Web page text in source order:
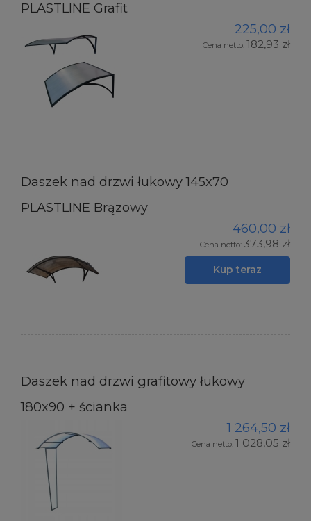
PLASTLINE Grafit
225,00 zł
Cena netto: 182,93 zł
Daszek nad drzwi łukowy 145x70
PLASTLINE Brązowy
460,00 zł
Cena netto: 373,98 zł
Kup teraz
Daszek nad drzwi grafitowy łukowy
180x90 + ścianka
1 264,50 zł
Cena netto: 1 028,05 zł